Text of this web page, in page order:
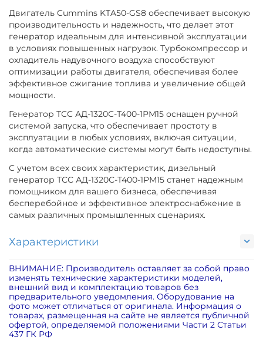
Двигатель Cummins KTA50-GS8 обеспечивает высокую
производительность и надежность, что делает этот
генератор идеальным для интенсивной эксплуатации
в условиях повышенных нагрузок. Турбокомпрессор и
охладитель надувочного воздуха способствуют
оптимизации работы двигателя, обеспечивая более
эффективное сжигание топлива и увеличение общей
мощности.
Генератор ТСС АД-1320С-Т400-1РМ15 оснащен ручной
системой запуска, что обеспечивает простоту в
эксплуатации в любых условиях, включая ситуации,
когда автоматические системы могут быть недоступны.
С учетом всех своих характеристик, дизельный
генератор ТСС АД-1320С-Т400-1РМ15 станет надежным
помощником для вашего бизнеса, обеспечивая
бесперебойное и эффективное электроснабжение в
самых различных промышленных сценариях.
Характеристики
ВНИМАНИЕ: Производитель оставляет за собой право
изменять технические характеристики моделей,
внешний вид и комплектацию товаров без
предварительного уведомления. Оборудование на
фото может отличаться от оригинала. Информация о
товарах, размещенная на сайте не является публичной
офертой, определяемой положениями Части 2 Статьи
437 ГК РФ